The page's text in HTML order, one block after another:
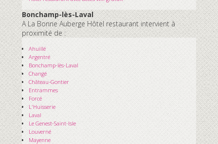
Bonchamp-lès-Laval
A La Bonne Auberge Hôtel restaurant intervient à
proximité de :
Ahuillé
Argentré
Bonchamp-lès-Laval
Changé
Château-Gontier
Entrammes
Forcé
L'Huisserie
Laval
Le Genest-Saint-Isle
Louverné
Mayenne